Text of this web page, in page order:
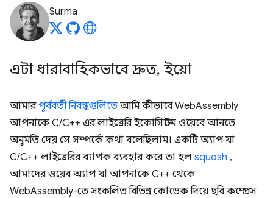
Surma
এটা ধারাবাহিকভাবে দ্রুত, ইয়ো
আমারপূর্ববর্তী নিবন্ধগুলিতে আমি কীভাবে WebAssembly
আপনাকে C/C++ এর লাইব্রেরি ইকোসিস্টেম ওয়েবে আনতে
অনুমতি দেয় সে সম্পর্কে কথা বলেছিলাম। একটি অ্যাপ যা
C/C++ লাইব্রেরির ব্যাপক ব্যবহার করে তা হল squosh ,
আমাদের ওয়েব অ্যাপ যা আপনাকে C++ থেকে
WebAssembly-তে সংকলিত বিভিন্ন কোডেক দিয়ে ছবি কম্প্রেস